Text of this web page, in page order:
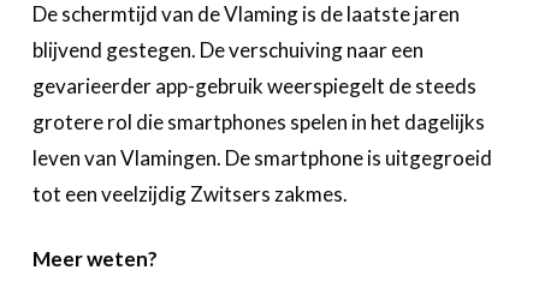
De schermtijd van de Vlaming is de laatste jaren
blijvend gestegen. De verschuiving naar een
gevarieerder app-gebruik weerspiegelt de steeds
grotere rol die smartphones spelen in het dagelijks
leven van Vlamingen. De smartphone is uitgegroeid
tot een veelzijdig Zwitsers zakmes.
Meer weten?